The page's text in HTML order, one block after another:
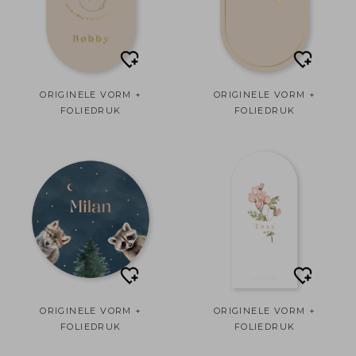
ORIGINELE VORM +
FOLIEDRUK
ORIGINELE VORM +
FOLIEDRUK
ORIGINELE VORM +
FOLIEDRUK
ORIGINELE VORM +
FOLIEDRUK